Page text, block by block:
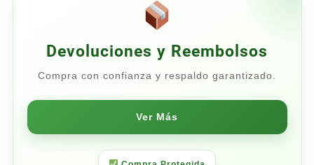
Devoluciones y Reembolsos
Compra con confianza y respaldo garantizado.
Ver Más